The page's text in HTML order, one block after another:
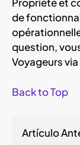
Propriété et
de
question,
Voyageurs
Back to Top
Artículo